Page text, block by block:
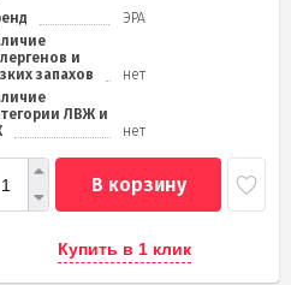
ЭРА
и
запахов
нет
ЛВЖ и
нет
В корзину
Купить в 1 клик